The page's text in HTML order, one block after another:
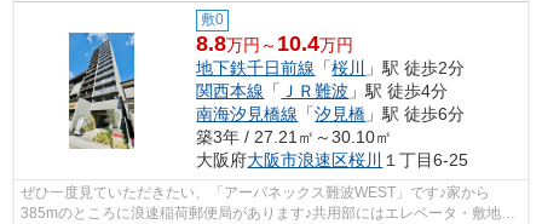
敷0
8.8万円～ 10.4万円
地下鉄千日前線 「桜川
」駅 徒歩2分
関西本線 「 ＪＲ難波 」駅 徒歩4分
南海汐見橋線 「汐見橋 」駅 徒歩6分
築3年 / 27.21㎡～30.10㎡
大阪府大阪市浪速区桜川 １丁目6-25
ぜひ一度見ていただきたい、「アーバネックス難波WEST」です♪家から
385mのところに浪速稲荷郵便局があります♪共用部にはエレベータ・敷地内